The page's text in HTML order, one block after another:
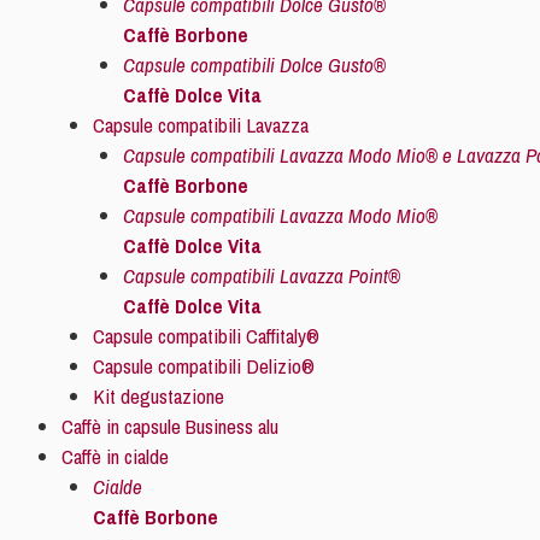
Caffè Borbone
Capsule compatibili Dolce Gusto®
Caffè Dolce Vita
Capsule compatibili Lavazza
Capsule compatibili Lavazza Modo Mio® e Lavazza
Caffè Borbone
Capsule compatibili Lavazza Modo Mio®
Caffè Dolce Vita
Capsule compatibili Lavazza Point®
Caffè Dolce Vita
Capsule compatibili Caffitaly®
Capsule compatibili Delizio®
Kit degustazione
Caffè in capsule Business alu
Caffè in cialde
Cialde
Caffè Borbone